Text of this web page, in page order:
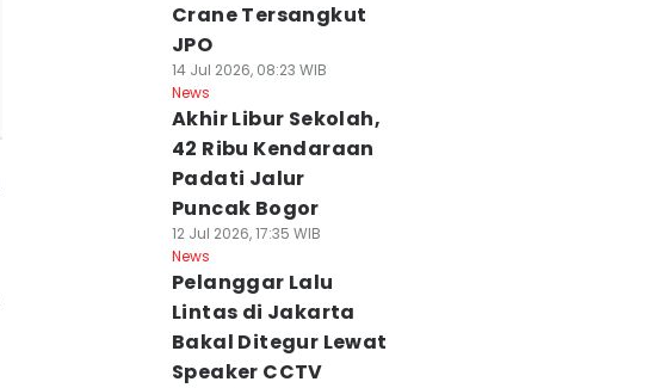
Crane Tersangkut
JPO
14 Jul 2026, 08:23 WIB
News
Akhir Libur Sekolah,
42 Ribu Kendaraan
Padati Jalur
Puncak Bogor
12 Jul 2026, 17:35 WIB
News
Pelanggar Lalu
Lintas di Jakarta
Bakal Ditegur Lewat
Speaker CCTV